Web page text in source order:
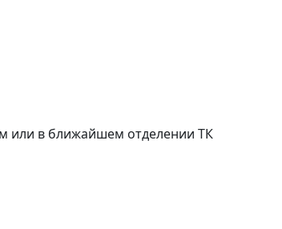
или в ближайшем отделении ТК